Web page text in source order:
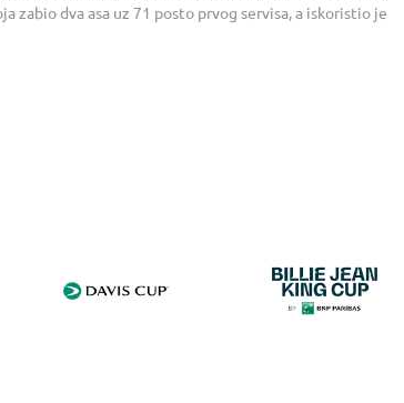
zabio dva asa uz 71 posto prvog servisa, a iskoristio je